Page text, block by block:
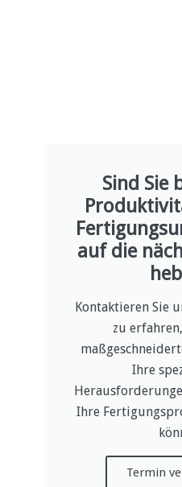
Sind Sie
auf die
Kontaktieren Sie
zu
Ihre
Ihre
Termin